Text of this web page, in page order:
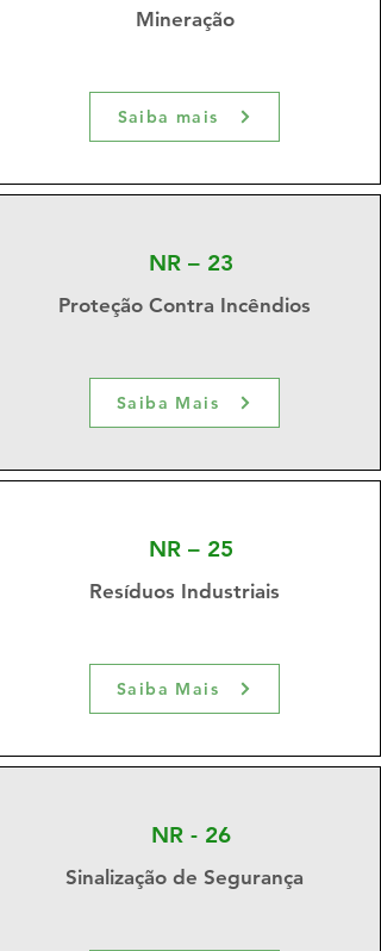
Mineração
Saiba mais
NR – 23
Proteção Contra Incêndios
Saiba Mais
NR – 25
Resíduos Industriais
Saiba Mais
NR - 26
Sinalização de Segurança